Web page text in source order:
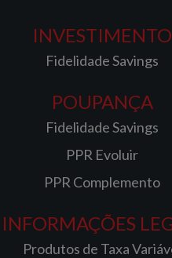
INVESTIMENTO
Fidelidade Savings
POUPANÇA
Fidelidade Savings
PPR Evoluir
PPR Complemento
INFORMAÇÕES
Produtos de Taxa